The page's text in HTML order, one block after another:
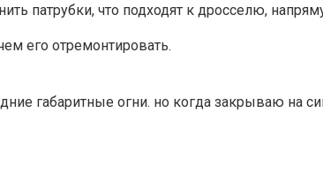
патрубки, что подходят к дросселю,
его отремонтировать.
габаритные огни. но когда закрываю на